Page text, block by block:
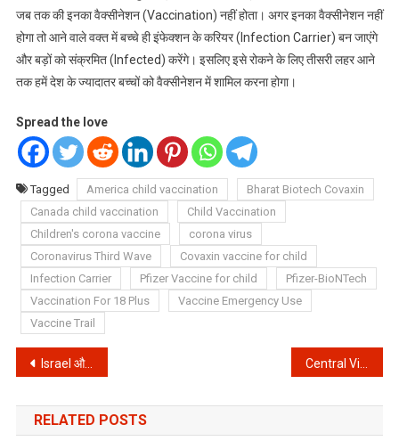
जब तक की इनका वैक्सीनेशन (Vaccination) नहीं होता। अगर इनका वैक्सीनेशन नहीं
होगा तो आने वाले वक्त में बच्चे ही इंफेक्शन के करियर (Infection Carrier) बन जाएंगे
और बड़ों को संक्रमित (Infected) करेंगे। इसलिए इसे रोकने के लिए तीसरी लहर आने
तक हमें देश के ज्यादातर बच्चों को वैक्सीनेशन में शामिल करना होगा।
Spread the love
Tagged America child vaccination
Bharat Biotech Covaxin
Canada child vaccination
Child Vaccination
Children's corona vaccine
corona virus
Coronavirus Third Wave
Covaxin vaccine for child
Infection Carrier
Pfizer Vaccine for child
Pfizer-BioNTech
Vaccination For 18 Plus
Vaccine Emergency Use
Vaccine Trail
Post
navigation
Israel और Palestine में क्यों हो रहे है विवाद?
RELATED POSTS